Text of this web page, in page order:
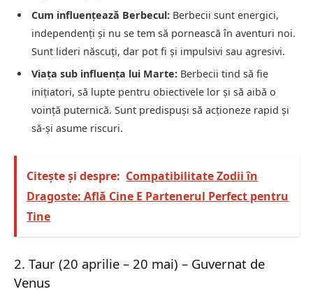
Cum influențează Berbecul: Berbecii sunt energici,
independenți și nu se tem să pornească în aventuri noi.
Sunt lideri născuți, dar pot fi și impulsivi sau agresivi.
Viața sub influența lui Marte: Berbecii tind să fie
inițiatori, să lupte pentru obiectivele lor și să aibă o
voință puternică. Sunt predispuși să acționeze rapid și
să-și asume riscuri.
Citește și despre: Compatibilitate Zodii în
Dragoste: Află Cine E Partenerul Perfect pentru
Tine
2. Taur (20 aprilie – 20 mai) – Guvernat de
Venus